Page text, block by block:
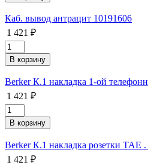
Каб. вывод антрацит 10191606
1 421 ₽
Berker К.1 накладка 1-ой
1 421 ₽
Berker К.1 накладка розетки ТАЕ
1 421 ₽